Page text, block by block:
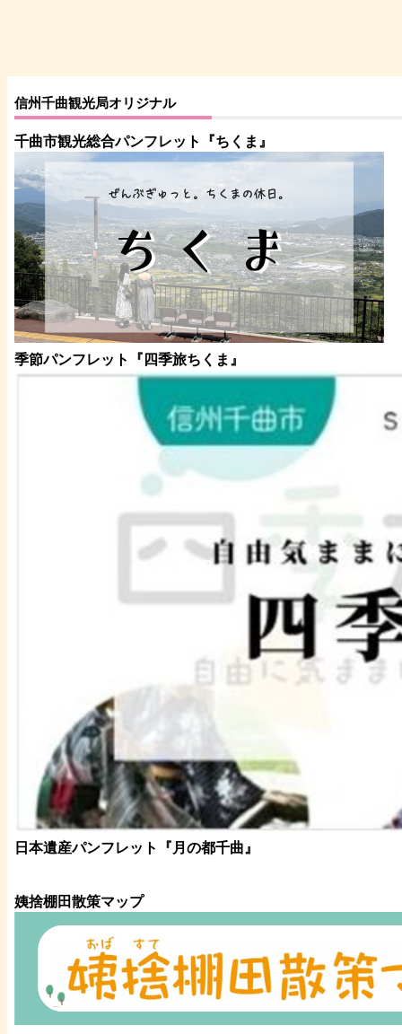
信州千曲観光局オリジナル
千曲市観光総合パンフレット 『ちくま 』
季節パンフレット『四季旅ちくま』
日本遺産パンフレット 『月の都千曲 』
姨捨棚田散策マップ